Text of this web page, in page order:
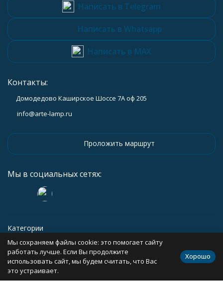
Написать в Telegram
Написать в Whatsapp
Написать в MAX
Контакты:
Домодедово Каширское Шоссе 7А оф 205
info@arte-lamp.ru
Проложить маршрут
Мы в социальных сетях:
Категории
Информация
Политика персональных данных Карта сайта
Мы сохраняем файлы cookie: это помогает сайту
работать лучше. Если Вы продолжите
использовать сайт, мы будем считать, что Вас
это устраивает.
Хорошо